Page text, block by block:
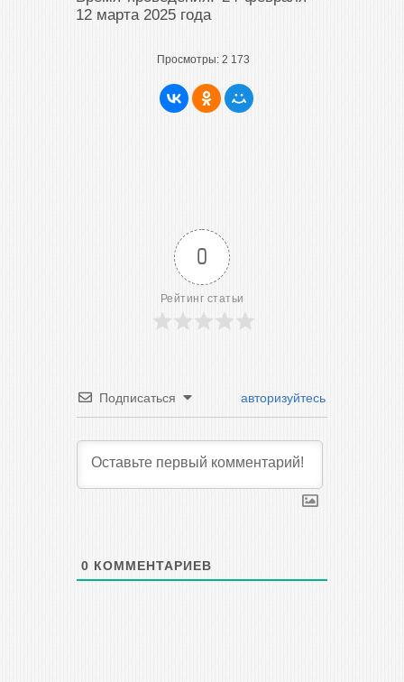
12 марта 2025 года
Просмотры: 2 173
0
Рейтинг статьи
Подписаться авторизуйтесь
0 КОММЕНТАРИЕВ